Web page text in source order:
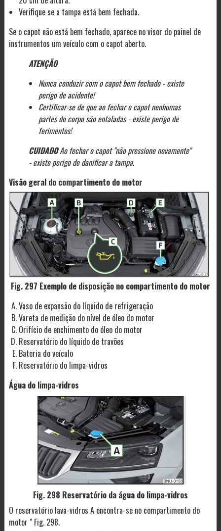
Verifique se a tampa está bem fechada.
Se o capot não está bem fechado, aparece no visor do painel de
instrumentos um veículo com o capot aberto.
ATENÇÃO
Nunca conduzir com o capot bem fechado - existe
perigo de acidente!
Certificar-se de que ao fechar o capot nenhumas
partes do corpo são entaladas - existe perigo de
ferimentos!
CUIDADOAo fechar o capot "não pressione novamente"
- existe perigo de danificar a tampa.
Visão geral do compartimento do motor
Fig. 297 Exemplo de disposição no compartimento do motor
Vaso de expansão do líquido de refrigeração
Vareta de medição do nível de óleo do motor
Orifício de enchimento do óleo do motor
Reservatório do líquido de travões
Bateria do veículo
Reservatório do limpa-vidros
Água do limpa-vidros
Fig. 298 Reservatório da água do limpa-vidros
O reservatório lava-vidros A encontra-se no compartimento do
motor " Fig. 298.